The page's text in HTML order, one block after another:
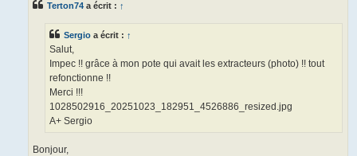
Terton74 a écrit : ↑
Sergio a écrit : ↑
Salut,
Impec !! grâce à mon pote qui avait les extracteurs (photo) !! tout
refonctionne !!
Merci !!!
1028502916_20251023_182951_4526886_resized.jpg
A+ Sergio
Bonjour,